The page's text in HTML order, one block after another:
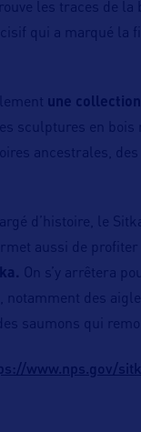
les traces de la
qui a marqué la
une
sculptures en bois
ancestrales,
d’histoire, le
aussi de profiter
On s’y arrêtera
notamment des
saumons qui
www.nps.gov/